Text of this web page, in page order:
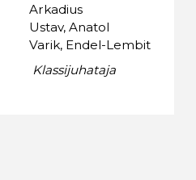
Arkadius
Ustav, Anatol
Varik, Endel-Lembit
Klassijuhataja